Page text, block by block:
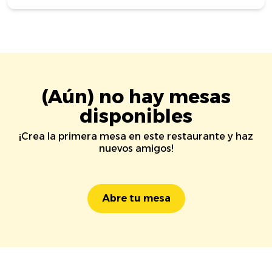
(Aún) no hay mesas
disponibles
¡Crea la primera mesa en este restaurante y haz
nuevos amigos!
Abre tu mesa